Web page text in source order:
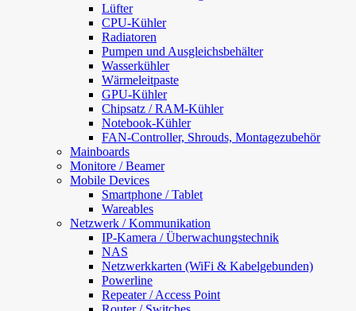
Lüfter
CPU-Kühler
Radiatoren
Pumpen und Ausgleichsbehälter
Wasserkühler
Wärmeleitpaste
GPU-Kühler
Chipsatz / RAM-Kühler
Notebook-Kühler
FAN-Controller, Shrouds, Montagezubehör
Mainboards
Monitore / Beamer
Mobile Devices
Smartphone / Tablet
Wareables
Netzwerk / Kommunikation
IP-Kamera / Überwachungstechnik
NAS
Netzwerkkarten (WiFi & Kabelgebunden)
Powerline
Repeater / Access Point